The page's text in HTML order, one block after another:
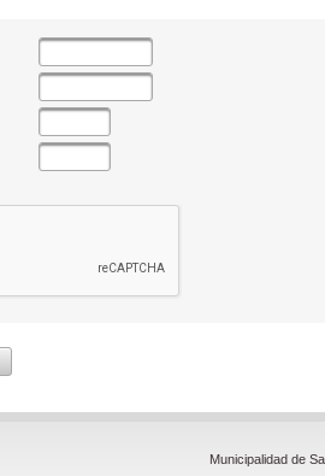
Municipalidad de